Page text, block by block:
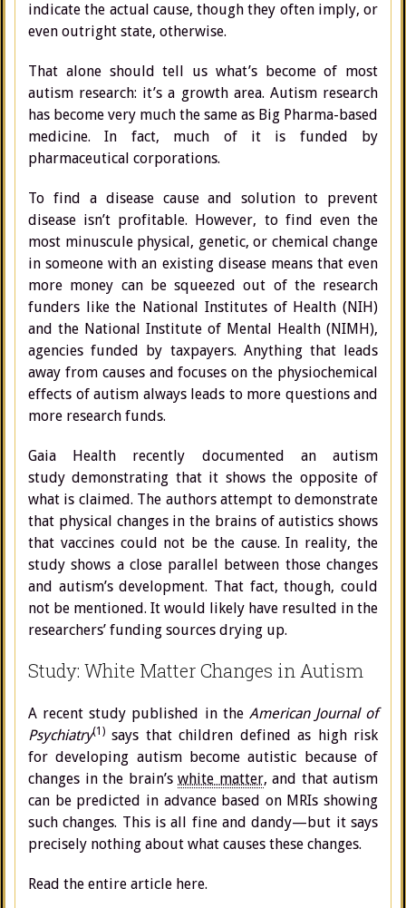
indicate the actual cause, though they often imply, or
even outright state, otherwise.
That alone should tell us what’s become of most
autism research: it’s a growth area. Autism research
has become very much the same as Big Pharma-based
medicine. In fact, much of it is funded by
pharmaceutical corporations.
To find a disease cause and solution to prevent
disease isn’t profitable. However, to find even the
most minuscule physical, genetic, or chemical change
in someone with an existing disease means that even
more money can be squeezed out of the research
funders like the National Institutes of Health (NIH)
and the National Institute of Mental Health (NIMH),
agencies funded by taxpayers. Anything that leads
away from causes and focuses on the physiochemical
effects of autism always leads to more questions and
more research funds.
Gaia Health recently documented an autism
study demonstrating that it shows the opposite of
what is claimed. The authors attempt to demonstrate
that physical changes in the brains of autistics shows
that vaccines could not be the cause. In reality, the
study shows a close parallel between those changes
and autism’s development. That fact, though, could
not be mentioned. It would likely have resulted in the
researchers’ funding sources drying up.
Study: White Matter Changes in Autism
A recent study published in the American Journal of
Psychiatry(1) says that children defined as high risk
for developing autism become autistic because of
changes in the brain’s white matter, and that autism
can be predicted in advance based on MRIs showing
such changes. This is all fine and dandy—but it says
precisely nothing about what causes these changes.
Read the entire article here.